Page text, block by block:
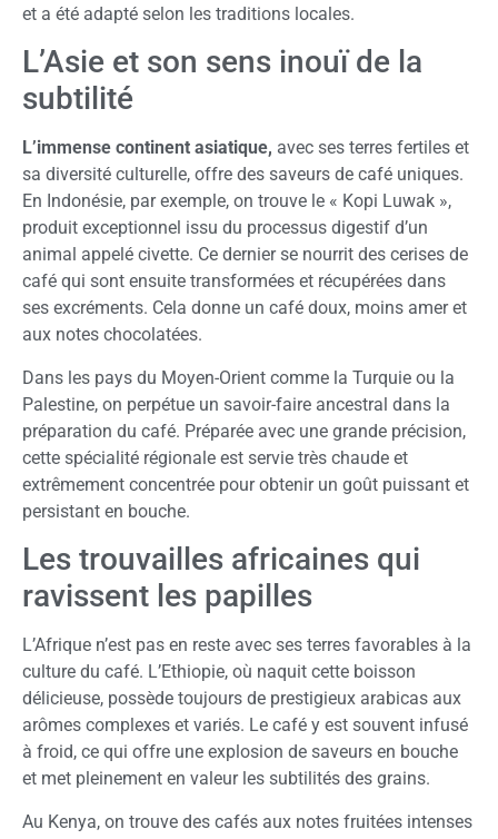
et a été adapté selon les traditions locales.
L’Asie et son sens inouï de la
subtilité
L’immense continent asiatique, avec ses terres fertiles et
sa diversité culturelle, offre des saveurs de café uniques.
En Indonésie, par exemple, on trouve le « Kopi Luwak »,
produit exceptionnel issu du processus digestif d’un
animal appelé civette. Ce dernier se nourrit des cerises de
café qui sont ensuite transformées et récupérées dans
ses excréments. Cela donne un café doux, moins amer et
aux notes chocolatées.
Dans les pays du Moyen-Orient comme la Turquie ou la
Palestine, on perpétue un savoir-faire ancestral dans la
préparation du café. Préparée avec une grande précision,
cette spécialité régionale est servie très chaude et
extrêmement concentrée pour obtenir un goût puissant et
persistant en bouche.
Les trouvailles africaines qui
ravissent les papilles
L’Afrique n’est pas en reste avec ses terres favorables à la
culture du café. L’Ethiopie, où naquit cette boisson
délicieuse, possède toujours de prestigieux arabicas aux
arômes complexes et variés. Le café y est souvent infusé
à froid, ce qui offre une explosion de saveurs en bouche
et met pleinement en valeur les subtilités des grains.
Au Kenya, on trouve des cafés aux notes fruitées intenses